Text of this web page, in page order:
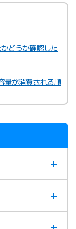
どうか確認した
量が消費される順